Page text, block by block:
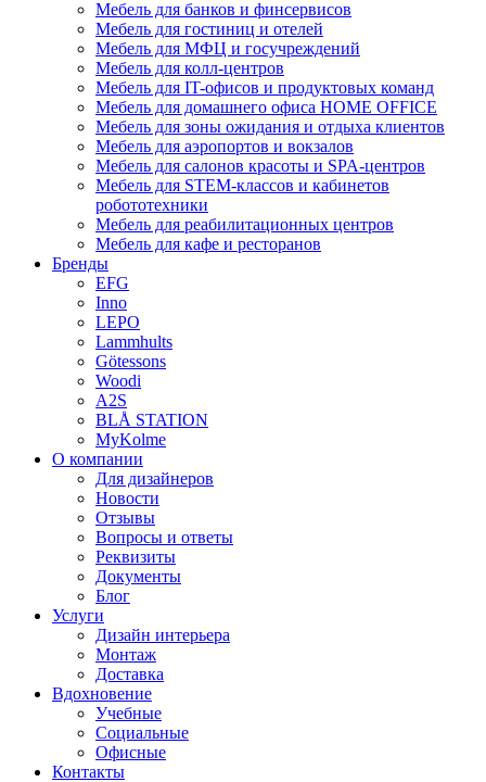
Мебель для банков и финсервисов
Мебель для гостиниц и отелей
Мебель для МФЦ и госучреждений
Мебель для колл-центров
Мебель для IT-офисов и продуктовых команд
Мебель для домашнего офиса HOME OFFICE
Мебель для зоны ожидания и отдыха клиентов
Мебель для аэропортов и вокзалов
Мебель для салонов красоты и SPA-центров
Мебель для STEM-классов и кабинетов
робототехники
Мебель для реабилитационных центров
Мебель для кафе и ресторанов
Бренды
EFG
Inno
LEPO
Lammhults
Götessons
Woodi
A2S
BLÅ STATION
MyKolme
О компании
Для дизайнеров
Новости
Отзывы
Вопросы и ответы
Реквизиты
Документы
Блог
Услуги
Дизайн интерьера
Монтаж
Доставка
Вдохновение
Учебные
Социальные
Офисные
Контакты